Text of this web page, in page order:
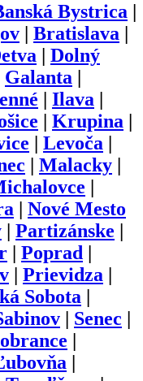
Bystrica
Bratislava
Dolný
Galanta
Ilava
Krupina
Levoča
Malacky
Nové Mesto
Partizánske
Poprad
Prievidza
Sobota
Senec